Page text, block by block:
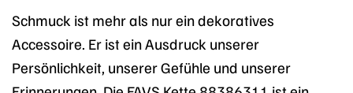
Schmuck ist mehr als nur ein dekoratives
Accessoire. Er ist ein Ausdruck unserer
Persönlichkeit, unserer Gefühle und unserer